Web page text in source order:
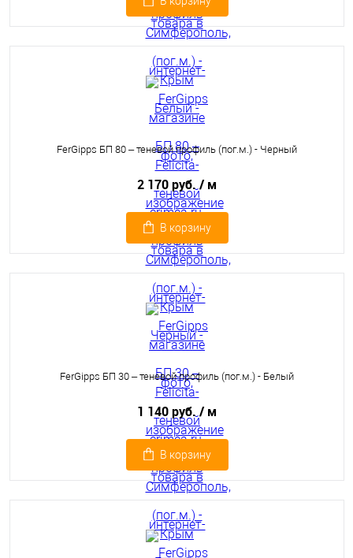
FerGipps БП 80 – теневой профиль (пог.м.) - Черный
2 170 руб./ м
В корзину
FerGipps БП 30 – теневой профиль (пог.м.) - Белый
1 140 руб./ м
В корзину